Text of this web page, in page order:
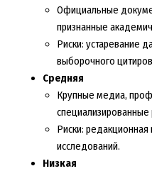
Официальные
признанные
Риски: устаревание
выборочного
Средняя
Крупные медиа,
специализированные
Риски: редакционная
исследований.
Низкая